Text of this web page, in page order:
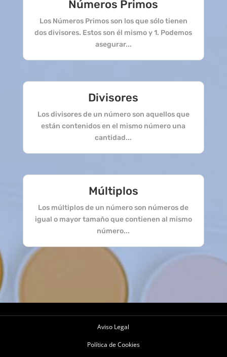
Números Primos
Los Números Primos son los que sólo tienen
dos divisores. Estos son él mismo y 1. Podemos
asegurar...
Divisores
Los divisores de un número son aquellos que
están contenidos en el mismo número una
cantidad...
Múltiplos
Los múltiplos de un número son números de
igual o mayor tamaño que contienen al mismo
número...
Aviso Legal
Política de Cookies